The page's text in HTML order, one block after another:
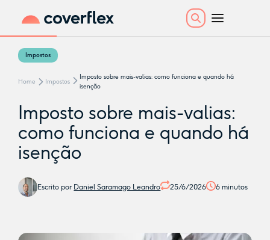
Impostos
Home Impostos
Imposto sobre mais-valias: como funciona e quando há
isenção
Imposto sobre mais-valias:
como funciona e quando há
isenção
Escrito por Daniel Saramago Leandro 25/6/2026 6 minutos